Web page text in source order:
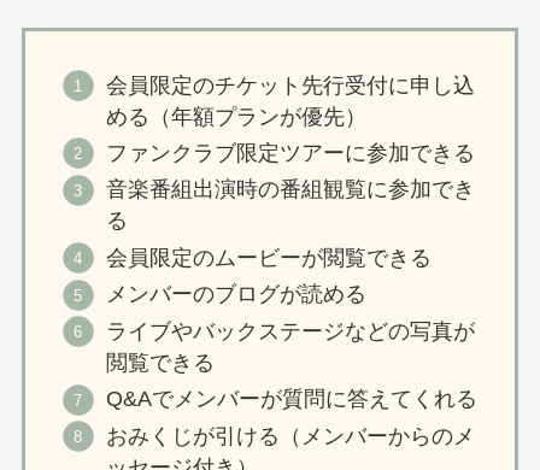
会員限定のチケット先行受付に申し込
める（年額プランが優先）
ファンクラブ限定ツアーに参加できる
音楽番組出演時の番組観覧に参加でき
る
会員限定のムービーが閲覧できる
メンバーのブログが読める
ライブやバックステージなどの写真が
閲覧できる
Q&Aでメンバーが質問に答えてくれる
おみくじが引ける（メンバーからのメ